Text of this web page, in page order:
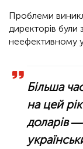
Проблеми
директорів були
неефективному
Більша
на цей
доларів